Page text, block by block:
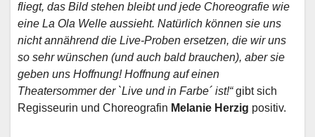
fliegt, das Bild stehen bleibt und jede Choreografie wie
eine La Ola Welle aussieht. Natürlich können sie uns
nicht annährend die Live-Proben ersetzen, die wir uns
so sehr wünschen (und auch bald brauchen), aber sie
geben uns Hoffnung! Hoffnung auf einen
Theatersommer der `Live und in Farbe´ ist!“gibt sich
Regisseurin und Choreografin Melanie Herzig positiv.